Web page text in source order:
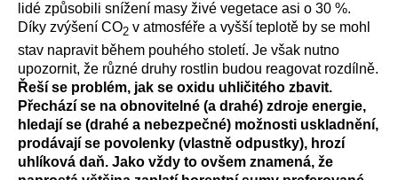
lidé způsobili snížení masy živé vegetace asi o 30 %.
Díky zvýšení CO2 v atmosféře a vyšší teplotě by se mohl
stav napravit během pouhého století. Je však nutno
upozornit, že různé druhy rostlin budou reagovat rozdílně.
Řeší se problém, jak se oxidu uhličitého zbavit.
Přechází se na obnovitelné (a drahé) zdroje energie,
hledají se (drahé a nebezpečné) možnosti uskladnění,
prodávají se povolenky (vlastně odpustky), hrozí
uhlíková daň. Jako vždy to ovšem znamená, že